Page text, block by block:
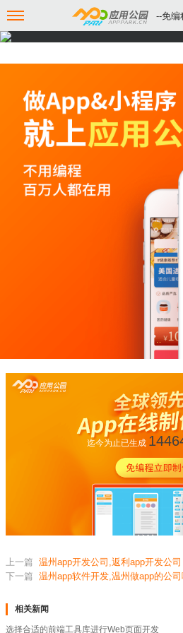
--免编
迄今为止已生成
上一篇 温州app开发公司,返利app开发公司
下一篇 温州app软件开发,温州做app的公
相关新闻
选择合适的前端工具库进行Web页面开发